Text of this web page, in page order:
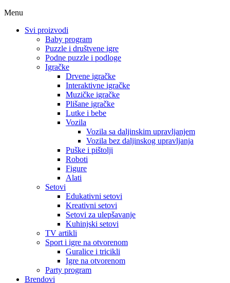
Menu
Svi proizvodi
Baby program
Puzzle i društvene igre
Podne puzzle i podloge
Igračke
Drvene igračke
Interaktivne igračke
Muzičke igračke
Plišane igračke
Lutke i bebe
Vozila
Vozila sa daljinskim upravljanjem
Vozila bez daljinskog upravljanja
Puške i pištolji
Roboti
Figure
Alati
Setovi
Edukativni setovi
Kreativni setovi
Setovi za ulepšavanje
Kuhinjski setovi
TV artikli
Sport i igre na otvorenom
Guralice i tricikli
Igre na otvorenom
Party program
Brendovi